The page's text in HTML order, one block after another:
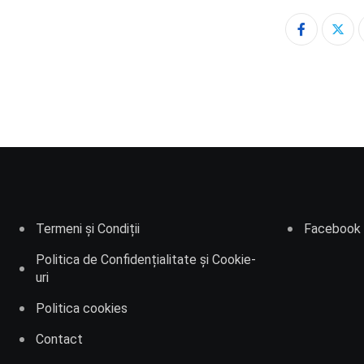
Termeni și Condiții
Politica de Confidențialitate și Cookie-
uri
Politica cookies
Contact
Facebook